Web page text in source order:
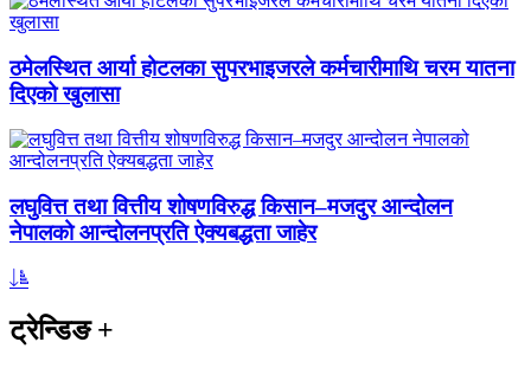
ठमेलस्थित आर्या होटलका सुपरभाइजरले कर्मचारीमाथि चरम यातना
दिएको खुलासा
लघुवित्त तथा वित्तीय शोषणविरुद्ध किसान–मजदुर आन्दोलन
नेपालको आन्दोलनप्रति ऐक्यबद्धता जाहेर
ट्रेन्डिङ+